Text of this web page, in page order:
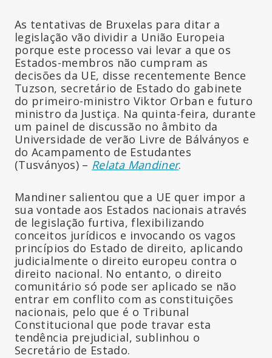
As tentativas de Bruxelas para ditar a
legislação vão dividir a União Europeia
porque este processo vai levar a que os
Estados-membros não cumpram as
decisões da UE, disse recentemente Bence
Tuzson, secretário de Estado do gabinete
do primeiro-ministro Viktor Orban e futuro
ministro da Justiça. Na quinta-feira, durante
um painel de discussão no âmbito da
Universidade de verão Livre de Bálványos e
do Acampamento de Estudantes
(Tusványos) – Relata Mandiner.
Mandiner salientou que a UE quer impor a
sua vontade aos Estados nacionais através
de legislação furtiva, flexibilizando
conceitos jurídicos e invocando os vagos
princípios do Estado de direito, aplicando
judicialmente o direito europeu contra o
direito nacional. No entanto, o direito
comunitário só pode ser aplicado se não
entrar em conflito com as constituições
nacionais, pelo que é o Tribunal
Constitucional que pode travar esta
tendência prejudicial, sublinhou o
Secretário de Estado.